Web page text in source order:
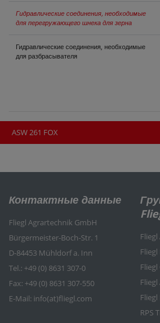
Гидравлические соединения, необходимые
для перегружающего шнека для зерна
Гидравлические соединения, необходимые
для разбрасывателя
ASW 261 FOX
Контактные данные
Fliegl Agrartechnik GmbH
Bürgermeister-Boch-Str. 1
D-84453 Mühldorf a. Inn
Tel.: +49 (0) 8631 307-0
Fax: +49 (0) 8631 307-550
E-Mail: info(at)fliegl.com
RPS